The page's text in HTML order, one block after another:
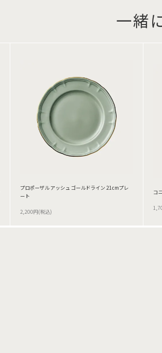
一緒
プロポーザル アッシュ ゴールドライン 21cmプレ
ート
2,200円(税込)
コ